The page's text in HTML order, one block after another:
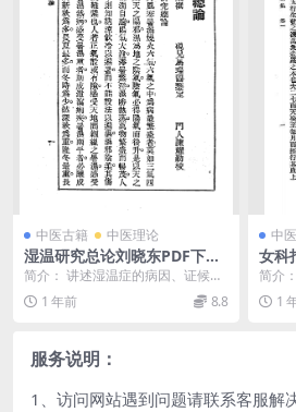
中医古籍 中医理论
湿温研究总论刘晓东PDF下载,
中医湿温病研究
简介： 讲述湿温症的病因、证候及
按三焦辨证诊治的临床经验。按
上、中、下三焦分类，...
1 年前 8.8
中
女科
氏女
简介
经门
为临1
服务说明：
1、访问网站遇到问题请联系客服解